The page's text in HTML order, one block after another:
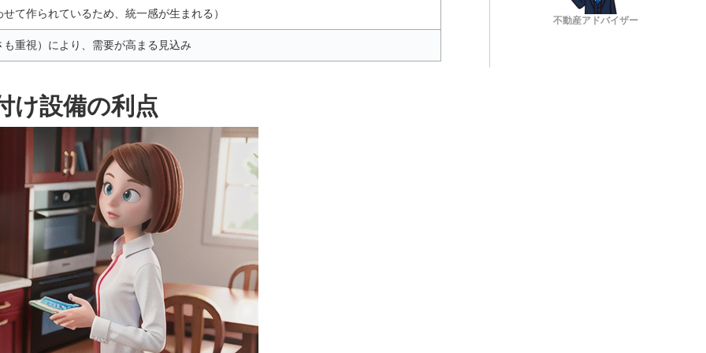
て作られているため、統一感が生まれる）
重視）により、需要が高まる見込み
け設備の利点
不動産アドバイザー